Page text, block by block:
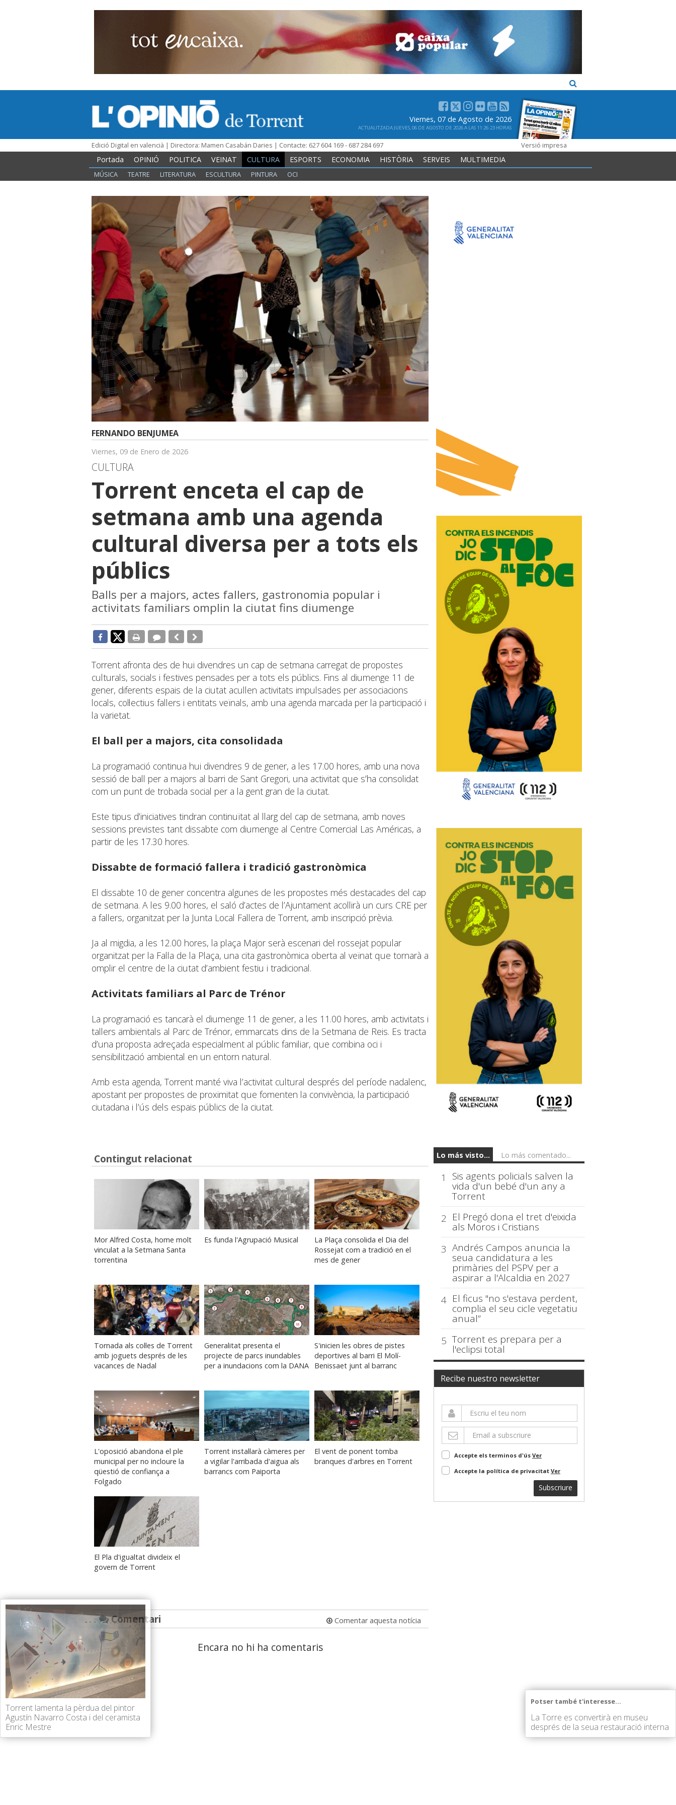
Viernes, 07 de Agosto de 2026
ACTUALITZADA JUEVES, 06 DE AGOSTO DE 2026 A LAS 11:26:23 HORAS
Edició Digital en valencià | Directora: Mamen Casabán Daries | Contacte: 627 604 169 - 687 284 697 Versió impresa
Portada OPINIÓ POLITICA VEINAT CULTURA ESPORTS ECONOMIA HISTÒRIA SERVEIS MULTIMEDIA
MÚSICA TEATRE LITERATURA ESCULTURA PINTURA OCI
FERNANDO BENJUMEA
Viernes, 09 de Enero de 2026
CULTURA
Torrent enceta el cap de
setmana amb una agenda
cultural diversa per a tots els
públics
Balls per a majors, actes fallers, gastronomia popular i
activitats familiars omplin la ciutat fins diumenge
Torrent afronta des de hui divendres un cap de setmana carregat de propostes
culturals, socials i festives pensades per a tots els públics. Fins al diumenge 11 de
gener, diferents espais de la ciutat acullen activitats impulsades per associacions
locals, col·lectius fallers i entitats veïnals, amb una agenda marcada per la participació i
la varietat.
El ball per a majors, cita consolidada
La programació continua hui divendres 9 de gener, a les 17.00 hores, amb una nova
sessió de ball per a majors al barri de Sant Gregori, una activitat que s’ha consolidat
com un punt de trobada social per a la gent gran de la ciutat.
Este tipus d’iniciatives tindran continuïtat al llarg del cap de setmana, amb noves
sessions previstes tant dissabte com diumenge al Centre Comercial Las Américas, a
partir de les 17.30 hores.
Dissabte de formació fallera i tradició gastronòmica
El dissabte 10 de gener concentra algunes de les propostes més destacades del cap
de setmana. A les 9.00 hores, el saló d’actes de l’Ajuntament acollirà un curs CRE per
a fallers, organitzat per la Junta Local Fallera de Torrent, amb inscripció prèvia.
Ja al migdia, a les 12.00 hores, la plaça Major serà escenari del rossejat popular
organitzat per la Falla de la Plaça, una cita gastronòmica oberta al veïnat que tornarà a
omplir el centre de la ciutat d’ambient festiu i tradicional.
Activitats familiars al Parc de Trénor
La programació es tancarà el diumenge 11 de gener, a les 11.00 hores, amb activitats i
tallers ambientals al Parc de Trénor, emmarcats dins de la Setmana de Reis. Es tracta
d’una proposta adreçada especialment al públic familiar, que combina oci i
sensibilització ambiental en un entorn natural.
Amb esta agenda, Torrent manté viva l’activitat cultural després del període nadalenc,
apostant per propostes de proximitat que fomenten la convivència, la participació
ciutadana i l’ús dels espais públics de la ciutat.
Contingut relacionat
Mor Alfred Costa, home molt
vinculat a la Setmana Santa
torrentina
Es funda l'Agrupació Musical
La Plaça consolida el Dia del
Rossejat com a tradició en el
mes de gener
Tornada als col·les de Torrent
amb joguets després de les
vacances de Nadal
Generalitat presenta el
projecte de parcs inundables
per a inundacions com la DANA
S'inicien les obres de pistes
deportives al barri El Molí-
Benissaet junt al barranc
L'oposició abandona el ple
municipal per no incloure la
qüestió de confiança a
Folgado
Torrent instal·larà càmeres per
a vigilar l'arribada d'aigua als
barrancs com Paiporta
El vent de ponent tomba
branques d'arbres en Torrent
El Pla d'igualtat divideix el
govern de Torrent
Comentari Comentar aquesta notícia
Encara no hi ha comentaris
Lo más visto... Lo más comentado...
1 Sis agents policials salven la
vida d'un bebé d'un any a
Torrent
2 El Pregó dona el tret d'eixida
als Moros i Cristians
3 Andrés Campos anuncia la
seua candidatura a les
primàries del PSPV per a
aspirar a l'Alcaldia en 2027
4 El ficus "no s'estava perdent,
complia el seu cicle vegetatiu
anual”
5 Torrent es prepara per a
l'eclipsi total
Recibe nuestro newsletter
Accepte els terminos d'ús Ver
Accepte la política de privacitat Ver
Subscriure
Torrent lamenta la pèrdua del pintor
Agustín Navarro Costa i del ceramista
Enric Mestre
Potser també t'interesse...
La Torre es convertirà en museu
després de la seua restauració interna